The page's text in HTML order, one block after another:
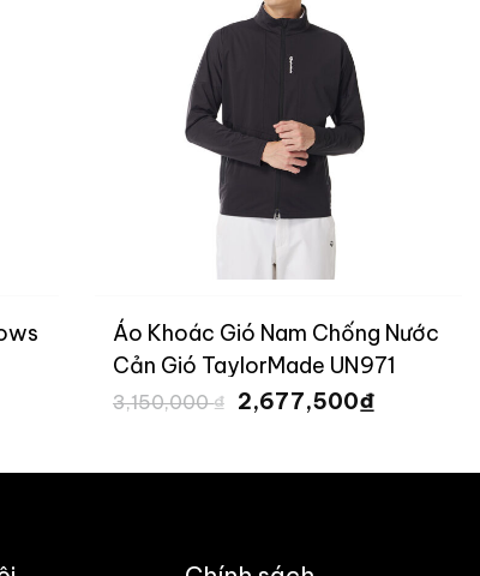
₫.
Áo Khoác Gió Nam Chống Nước
Cản Gió TaylorMade UN971
3,150,000₫ Giá
gốc
2,677,500₫